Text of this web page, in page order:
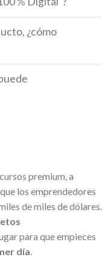
¿cómo
premium, a
los emprendedores
de miles de dólares.
para que empieces
día.